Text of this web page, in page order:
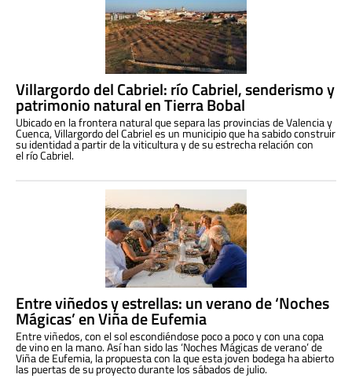
Villargordo del Cabriel: río Cabriel, senderismo y
patrimonio natural en Tierra Bobal
Ubicado en la frontera natural que separa las provincias de Valencia y
Cuenca, Villargordo del Cabriel es un municipio que ha sabido construir
su identidad a partir de la viticultura y de su estrecha relación con
el río Cabriel.
Entre viñedos y estrellas: un verano de ‘Noches
Mágicas’ en Viña de Eufemia
Entre viñedos, con el sol escondiéndose poco a poco y con una copa
de vino en la mano. Así han sido las ‘Noches Mágicas de verano’ de
Viña de Eufemia, la propuesta con la que esta joven bodega ha abierto
las puertas de su proyecto durante los sábados de julio.